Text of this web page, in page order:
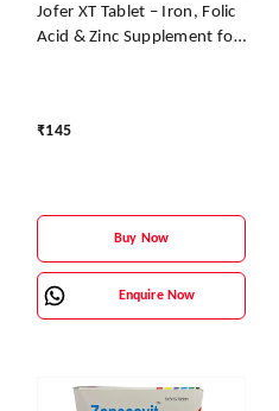
Jofer XT Tablet – Iron, Folic
Acid & Zinc Supplement for
₹145
Buy Now
Enquire Now